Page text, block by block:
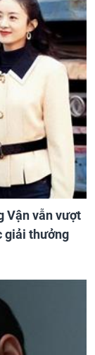
Vận vẫn vượt
giải thưởng